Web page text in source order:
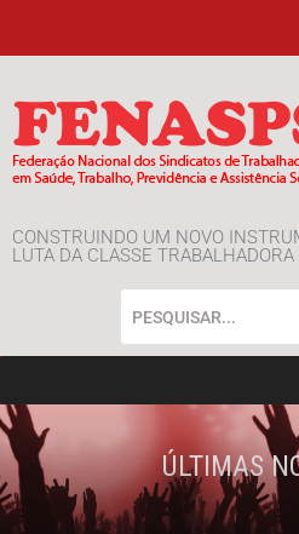
CONSTRUINDO UM NOVO
LUTA DA CLASSE TRABALHADORA
ÚLTIMAS